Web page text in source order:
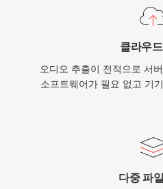
클라우
오디오 추출이 전적으로 서
소프트웨어가 필요 없고 기
다중 파